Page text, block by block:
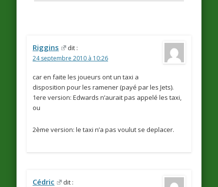
Riggins dit :
24 septembre 2010 à 10:26
car en faite les joueurs ont un taxi a
disposition pour les ramener (payé par les Jets).
1ere version: Edwards n’aurait pas appelé les taxi,
ou
2ème version: le taxi n’a pas voulut se deplacer.
Cédric dit :